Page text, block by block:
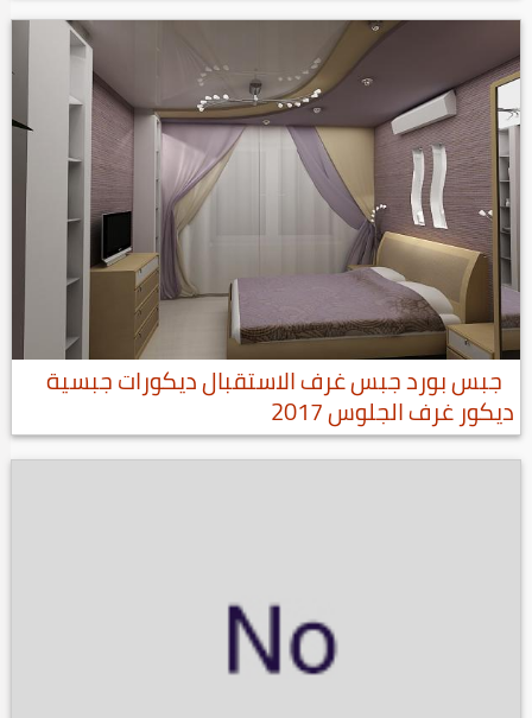
جبس بورد جبس غرف الاستقبال ديكورات جبسية
ديكور غرف الجلوس 2017